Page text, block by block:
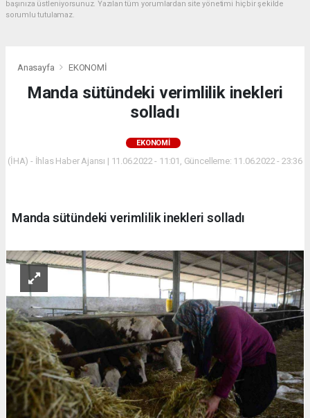
başınıza üstleniyorsunuz. Yazılan tüm yorumlardan site yönetimi hiçbir şekilde
sorumlu tutulamaz.
Anasayfa EKONOMİ
Manda sütündeki verimlilik inekleri
solladı
EKONOMİ
(İHA) - İhlas Haber Ajansı | 11.06.2022 - 11:01, Güncelleme: 11.06.2022 - 23:36
Manda sütündeki verimlilik inekleri solladı